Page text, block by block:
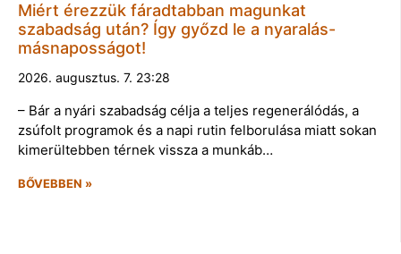
Miért érezzük fáradtabban magunkat
szabadság után? Így győzd le a nyaralás-
másnaposságot!
2026. augusztus. 7. 23:28
– Bár a nyári szabadság célja a teljes regenerálódás, a
zsúfolt programok és a napi rutin felborulása miatt sokan
kimerültebben térnek vissza a munkáb…
BŐVEBBEN »